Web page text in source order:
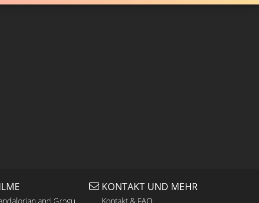
KONTAKT UND MEHR